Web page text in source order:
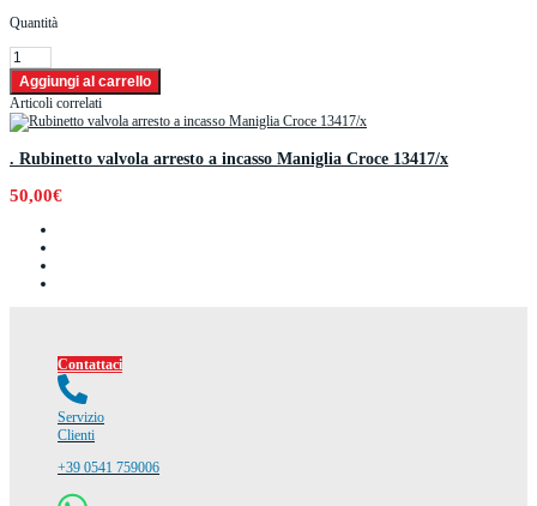
Quantità
Articoli correlati
. Rubinetto valvola arresto a incasso Maniglia Croce 13417/x
50,00€
Contattaci
Servizio
Clienti
+39 0541 759006